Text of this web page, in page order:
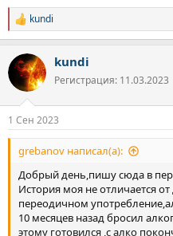
Р
е
к
ц
и
kundi
kundi
Регистрация: 11.03.2023
1 Сен 2023
grebanov написал(а):
Добрый день,пишу сюда в
История моя не отличается
переодичном
10 месяцев назад бросил
этому готовился ,с алко